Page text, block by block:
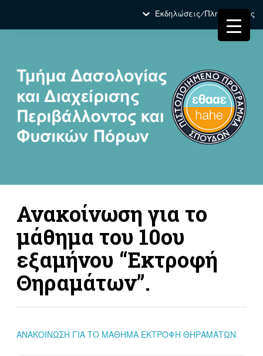
Εκδηλώσεις/Πληροφορίες
Ανακοίνωση για το
μάθημα του 10ου
εξαμήνου “Εκτροφή
Θηραμάτων”.
ΑΝΑΚΟΙΝΩΣΗ ΓΙΑ ΤΟ ΜΑΘΗΜΑ ΕΚΤΡΟΦΗ ΘΗΡΑΜΑΤΩΝ